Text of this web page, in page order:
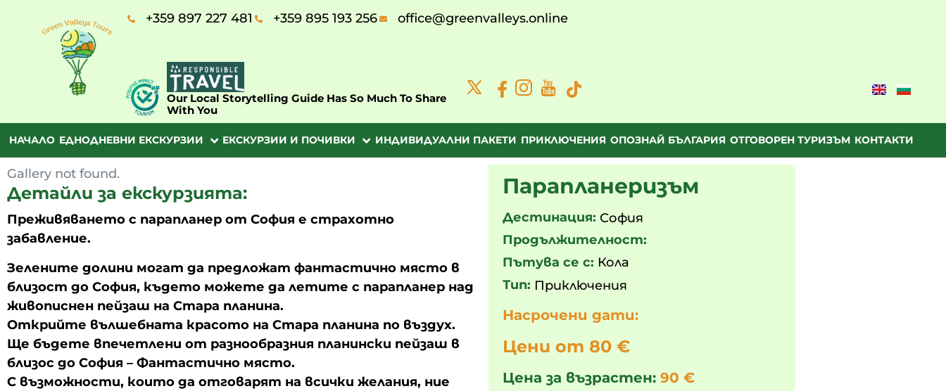
+359 897 227 481 +359 895 193 256 office@greenvalleys.online
Our Local Storytelling Guide Has So Much To Share
With You
НАЧАЛО ЕДНОДНЕВНИ ЕКСКУРЗИИ ЕКСКУРЗИИ И ПОЧИВКИ ИНДИВИДУАЛНИ ПАКЕТИ ПРИКЛЮЧЕНИЯ ОПОЗНАЙ БЪЛГАРИЯ ОТГОВОРЕН ТУРИЗЪМ КОНТАКТИ
Gallery not found.
Детайли за екскурзията:
Преживяването с парапланер от София е страхотно
забавление.
Зелените долини могат да предложат фантастично място в
близост до София, където можете да летите с парапланер над
живописнен пейзаш на Стара планина.
Открийте вълшебната красото на Стара планина по въздух.
Ще бъдете впечетлени от разнообразния планински пейзаш в
близос до София – Фантастично място.
С възможности, които да отговарят на всички желания, ние
Парапланеризъм
Дестинация: София
Продължителност:
Пътува се с: Кола
Тип: Приключения
Насрочени дати:
Цени от 80 €
Цена за възрастен: 90 €